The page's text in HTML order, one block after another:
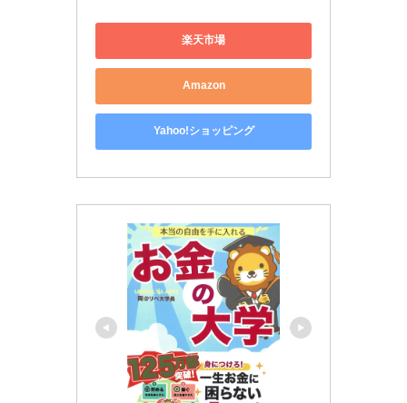
楽天市場
Amazon
Yahoo!ショッピング